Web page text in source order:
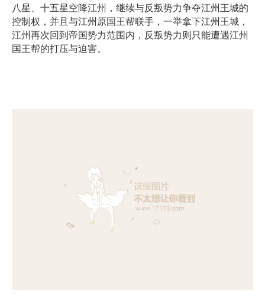
八星、十五星空降江州，继续与反叛势力争夺江州王城的
控制权，并且与江州原国王帮联手，一举拿下江州王城，
江州再次回到帝国势力范围内，反叛势力则只能遭遇江州
国王帮的打压与迫害。